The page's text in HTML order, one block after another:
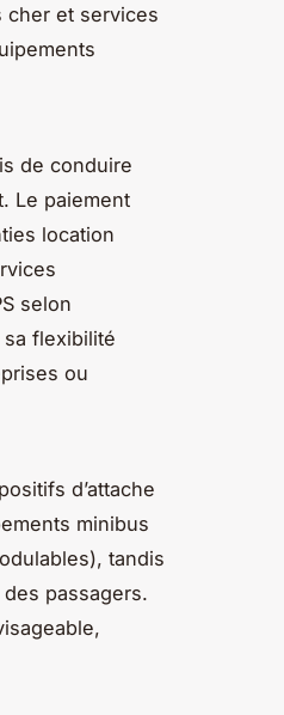
cher et services
de conduire
Le paiement
location
selon
flexibilité
ou
d’attache
minibus
tandis
passagers.